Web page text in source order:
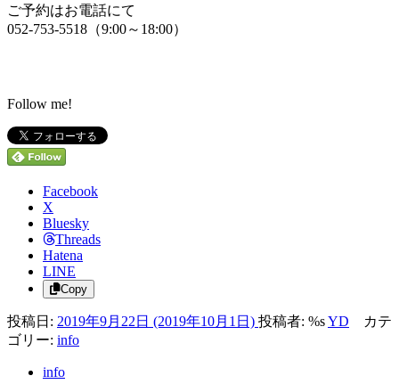
ご予約はお電話にて
052-753-5518（9:00～18:00）
Follow me!
Facebook
X
Bluesky
Threads
Hatena
LINE
Copy
投稿日: 2019年9月22日 (2019年10月1日) 投稿者: %sYD
カテ
ゴリー: info
info